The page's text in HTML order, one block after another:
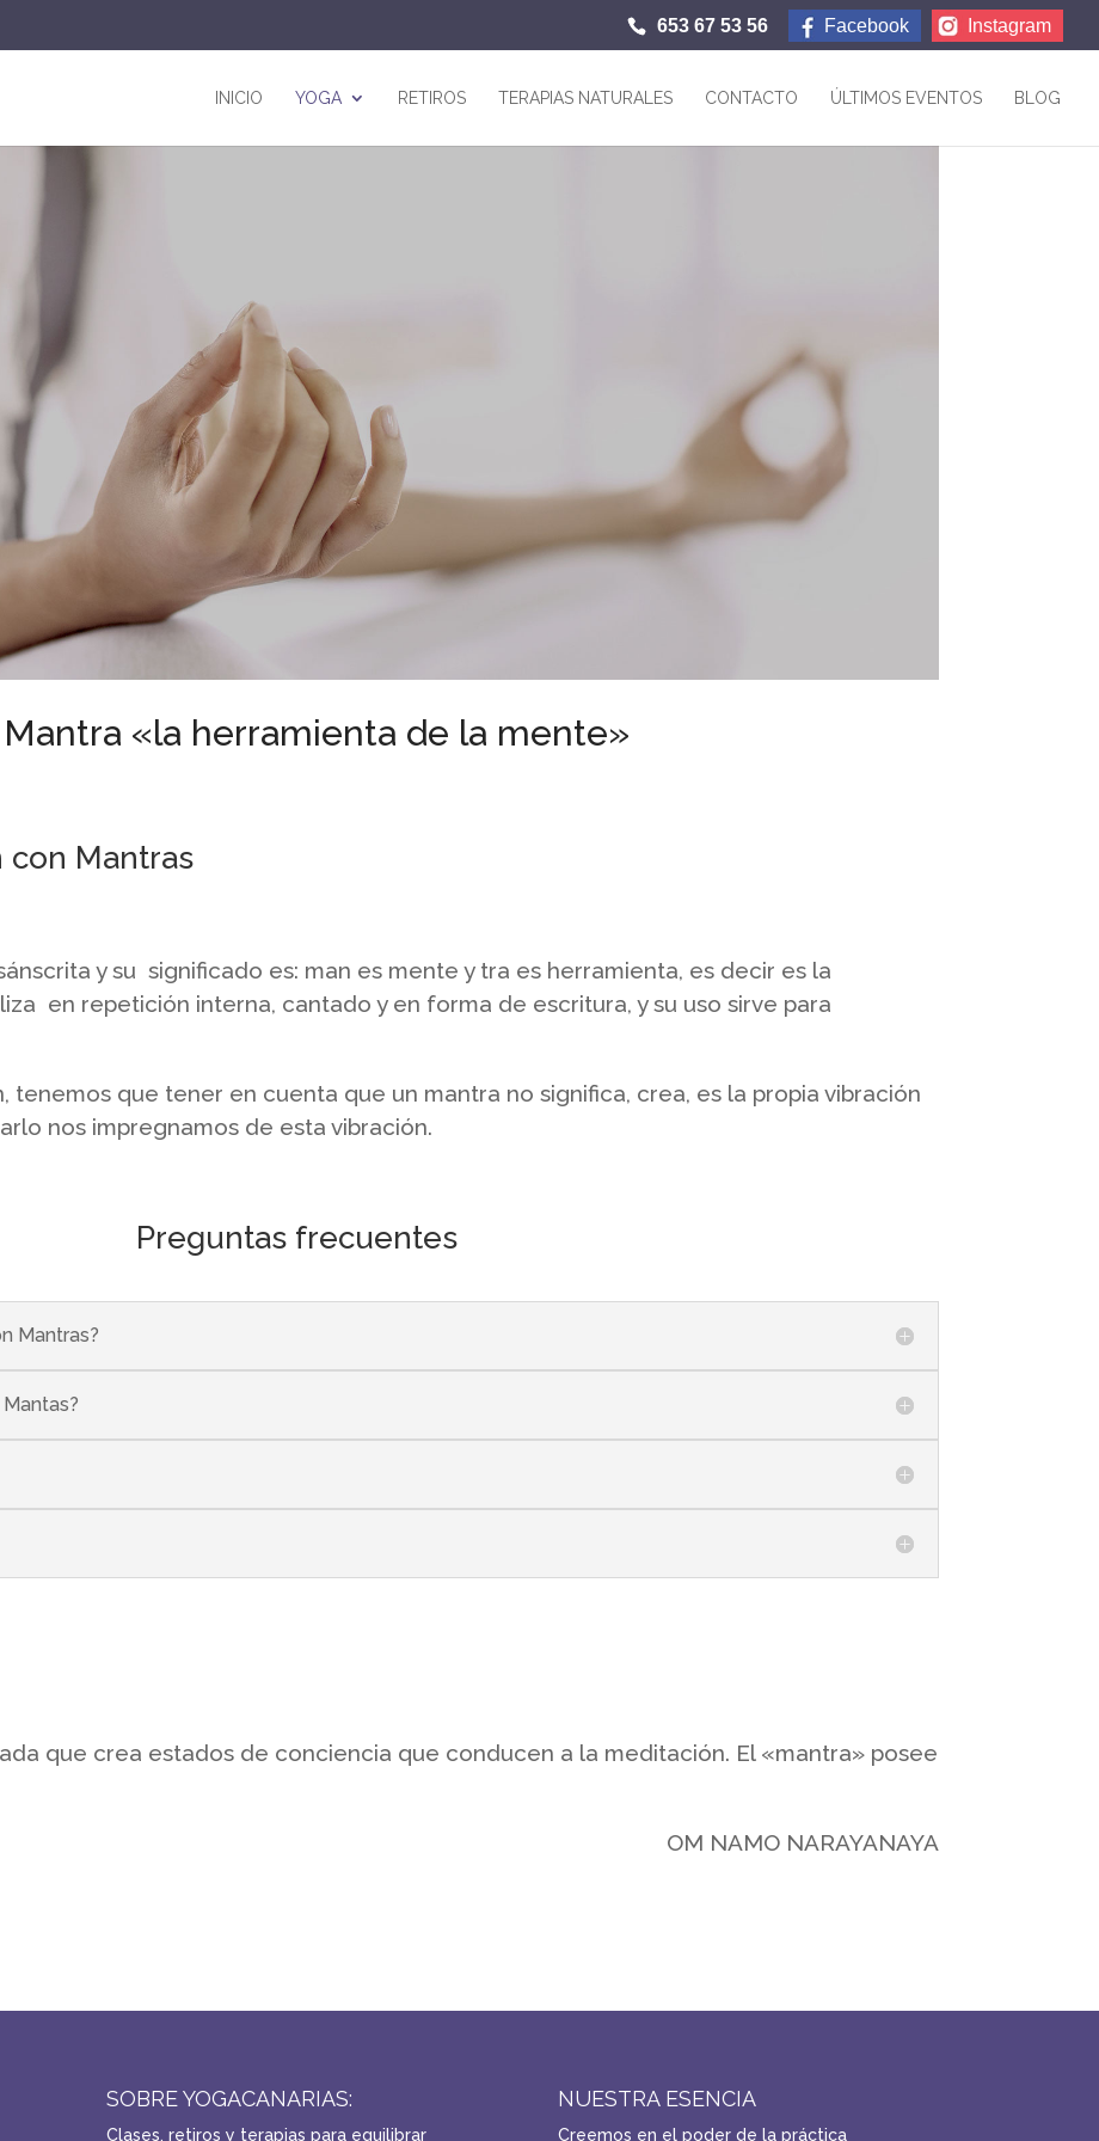
653 67 53 56 Facebook Instagram
INICIO YOGA RETIROS TERAPIAS NATURALES CONTACTO ÚLTIMOS EVENTOS BLOG
Mantra «la herramienta de la mente»
con Mantras
y su significado es: man es mente y tra es herramienta, es decir es la
en repetición interna, cantado y en forma de escritura, y su uso sirve para
tenemos que tener en cuenta que un mantra no significa, crea, es la propia vibración
nos impregnamos de esta vibración.
Preguntas frecuentes
Mantras?
que crea estados de conciencia que conducen a la meditación. El «mantra» posee
OM NAMO NARAYANAYA
SOBRE YOGACANARIAS:
Clases, retiros y terapias para equilibrar
NUESTRA ESENCIA
Creemos en el poder de la práctica